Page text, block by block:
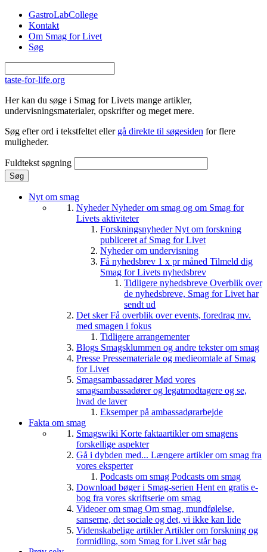
Gå til hovedindhold
GastroLabCollege
Kontakt
Om Smag for Livet
Søg
taste-for-life.org
Her kan du søge i Smag for Livets mange artikler,
undervisningsmaterialer, opskrifter og meget mere.
Søg efter ord i tekstfeltet eller gå direkte til søgesiden for flere
muligheder.
Fuldtekst søgning
Nyt om smag
NyhederNyheder om smag og om Smag for
Livets aktiviteter
ForskningsnyhederNyt om forskning
publiceret af Smag for Livet
Nyheder om undervisning
Få nyhedsbrev 1 x pr måned Tilmeld dig
Smag for Livets nyhedsbrev
Tidligere nyhedsbreve Overblik over
de nyhedsbreve, Smag for Livet har
sendt ud
Det skerFå overblik over events, foredrag mv.
med smagen i fokus
Tidligere arrangementer
Blogs Smagsklummen og andre tekster om smag
Presse Pressemateriale og medieomtale af Smag
for Livet
SmagsambassadørerMød vores
smagsambassadører og legatmodtagere og se,
hvad de laver
Eksemper på ambassadørarbejde
Fakta om smag
Smagswiki Korte faktaartikler om smagens
forskellige aspekter
Gå i dybden med... Længere artikler om smag fra
vores eksperter
Podcasts om smag Podcasts om smag
Download bøger i Smag-serien Hent en gratis e-
bog fra vores skriftserie om smag
Videoer om smag Om smag, mundfølelse,
sanserne, det sociale og det, vi ikke kan lide
Videnskabelige artiklerArtikler om forskning og
formidling, som Smag for Livet står bag